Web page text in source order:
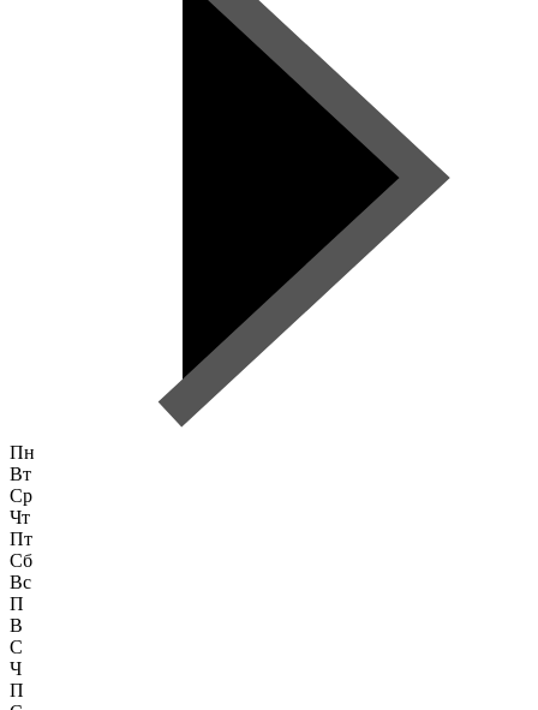
Пн
Вт
Ср
Чт
Пт
Сб
Вс
П
В
С
Ч
П